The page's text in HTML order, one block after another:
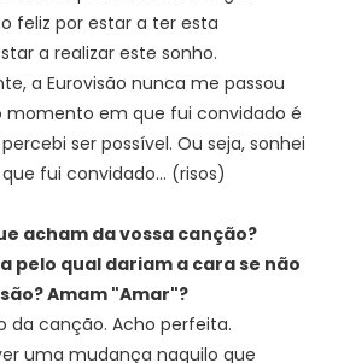
feliz por estar a ter esta
a realizar este sonho.
a Eurovisão nunca me passou
momento em que fui convidado é
ser possível. Ou seja, sonhei
fui convidado... (risos)
acham da vossa canção?
pelo qual dariam a cara se não
Amam "Amar"?
da canção. Acho perfeita.
uma mudança naquilo que